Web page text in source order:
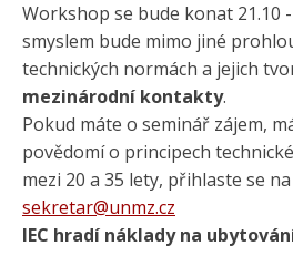
Workshop se bude konat 21.10
smyslem bude mimo jiné
technických normách a jejich
mezinárodní kontakty.
Pokud máte o seminář zájem,
povědomí o principech
mezi 20 a 35 lety, přihlaste se
sekretar@unmz.cz
IEC hradí náklady na